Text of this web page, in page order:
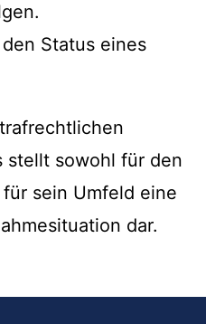
Status eines
stellt sowohl für den
sein Umfeld eine
dar.